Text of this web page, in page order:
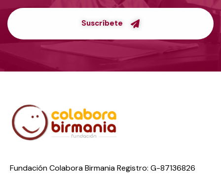
Suscríbete
Fundación Colabora Birmania Registro: G-87136826